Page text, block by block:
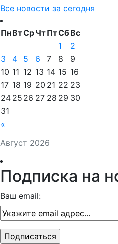
Все новости за сегодня
Август 2026
ПнВтСрЧтПтСбВс
«
1
2
3
4 5 6 7 8
9
10 11 12 13 14 15 16
17 18 19 20 21 22 23
24 25 26 27 28 29 30
31
Подписка на
Ваш email: